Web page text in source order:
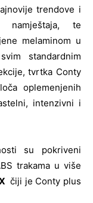
trendove i
namještaja, te
melaminom u
standardnim
tvrtka Conty
oplemenjenih
intenzivni i
su pokriveni
trakama u više
čiji je Conty plus